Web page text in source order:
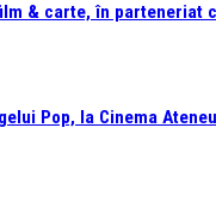
& carte, în parteneriat
Pop, la Cinema